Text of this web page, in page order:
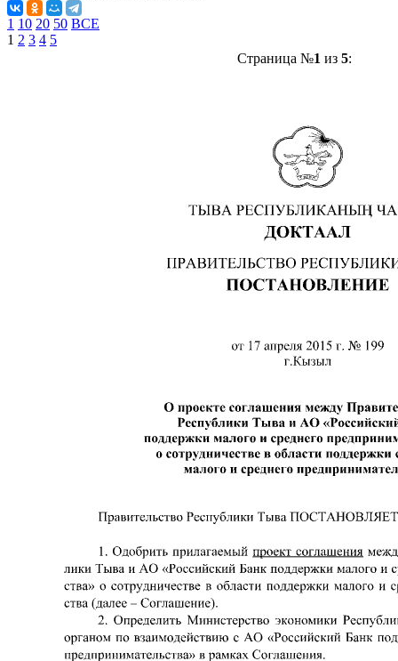
1 10 20 50 ВСЕ
1 2 3 4 5
Страница №1 из 5: